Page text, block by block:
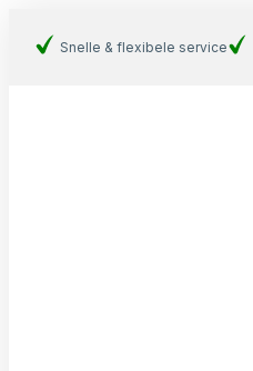
Snelle & flexibele service